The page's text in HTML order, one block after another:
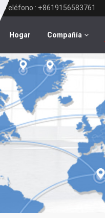
Teléfono : +8619156583761
Hogar Compañía